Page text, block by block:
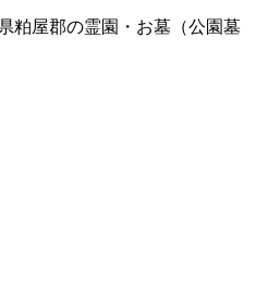
粕屋郡の霊園・お墓（公園墓